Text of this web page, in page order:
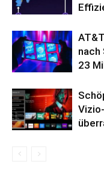
nach
23